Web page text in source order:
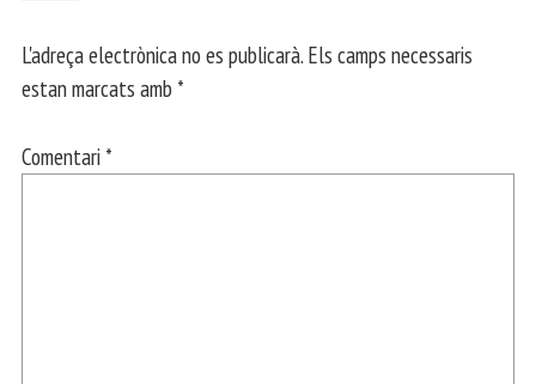
L'adreça electrònica no es publicarà. Els camps necessaris
estan marcats amb *
Comentari *